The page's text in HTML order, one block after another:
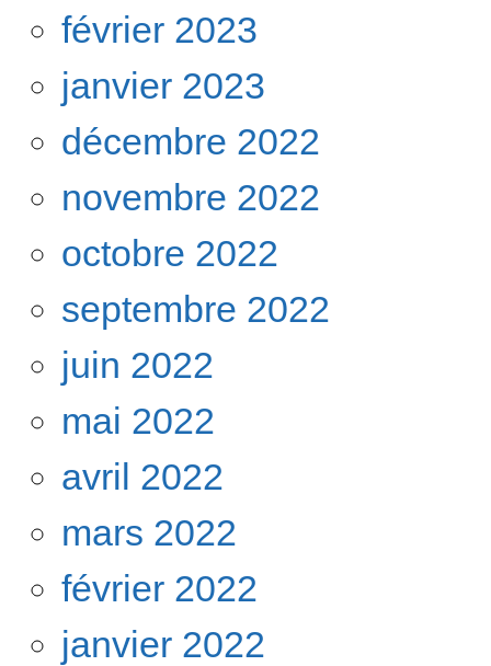
février 2023
janvier 2023
décembre 2022
novembre 2022
octobre 2022
septembre 2022
juin 2022
mai 2022
avril 2022
mars 2022
février 2022
janvier 2022